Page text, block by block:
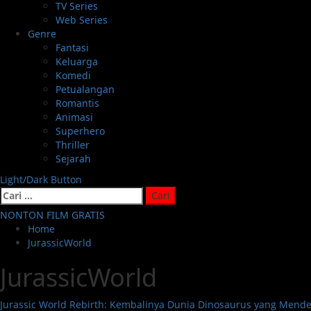
TV Series
Web Series
Genre
Fantasi
Keluarga
Komedi
Petualangan
Romantis
Animasi
Superhero
Thriller
Sejarah
Light/Dark Button
Cari
untuk:
NONTON FILM GRATIS
Home
JurassicWorld
JurassicWorld
Jurassic World Rebirth: Kembalinya Dunia Dinosaurus yang